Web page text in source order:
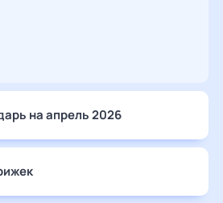
на апрель 2026